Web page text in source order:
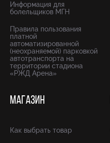
Информация для
болельщиков МГН
Правила пользования
платной
автоматизированной
(неохраняемой) парковкой
автотранспорта на
территории стадиона
«РЖД Арена»
МАГАЗИН
Как выбрать товар